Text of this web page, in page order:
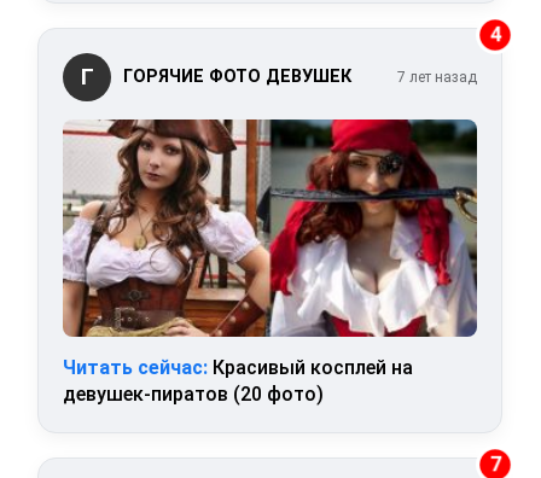
4
Г ГОРЯЧИЕ ФОТО ДЕВУШЕК 7 лет назад
Читать сейчас: Красивый косплей на
девушек-пиратов (20 фото)
7